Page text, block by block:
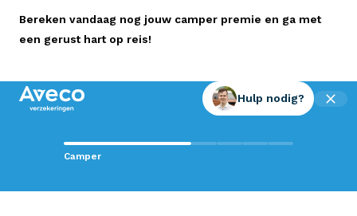
Bereken vandaag nog jouw camper premie en ga met
een gerust hart op reis!
Camper
Hulp nodig?
Contact met Aveco?
Wij staan voor je klaar!